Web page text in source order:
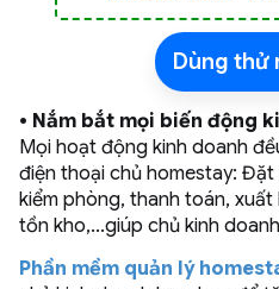
Dùng thử
• Nắm bắt mọi biến động
Mọi hoạt động kinh doanh
điện thoại chủ homestay:
kiểm phòng, thanh toán,
tồn kho,...giúp chủ kinh
Phần mềm quản lý